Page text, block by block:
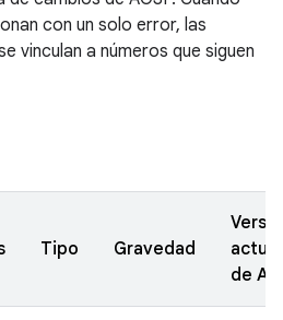
con un solo error, las
vinculan a números que siguen
Tipo Gravedad
de